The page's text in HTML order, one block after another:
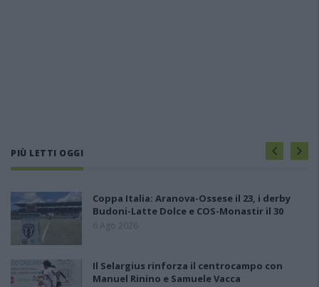
PIÙ LETTI OGGI
Coppa Italia: Aranova-Ossese il 23, i derby
Budoni-Latte Dolce e COS-Monastir il 30
6 Ago 2026
Il Selargius rinforza il centrocampo con
Manuel Rinino e Samuele Vacca